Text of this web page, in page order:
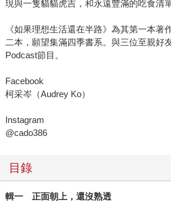
現與一隻貓貓虎吉，和永遠豐滿的吃食清
《如果理想生活還在半路》為其第一本著
二本，願望集滿四季書系。與三位至親好
Podcast節目。
Facebook
柯采岑（Audrey Ko）
Instagram
@cado386
目錄
輯一 正面朝上，還沒熟透